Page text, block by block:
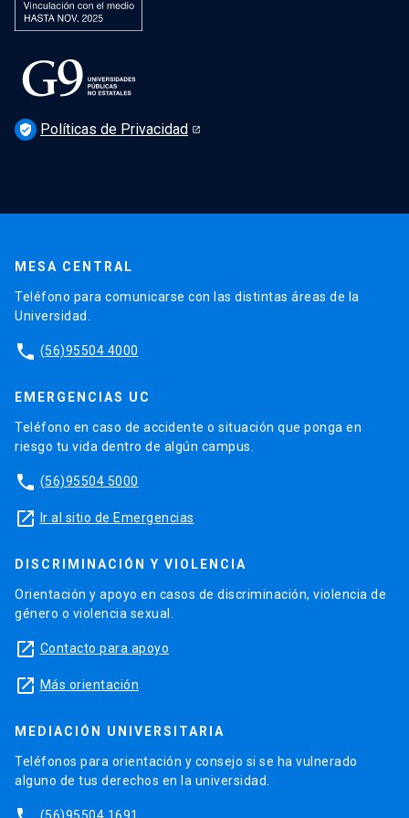
verified_user Políticas de Privacidad
MESA CENTRAL
Teléfono para comunicarse con las distintas áreas de la
Universidad.
phone (56)95504 4000
EMERGENCIAS UC
Teléfono en caso de accidente o situación que ponga en
riesgo tu vida dentro de algún campus.
phone (56)95504 5000
launch Ir al sitio de Emergencias
DISCRIMINACIÓN Y VIOLENCIA
Orientación y apoyo en casos de discriminación, violencia de
género o violencia sexual.
launch Contacto para apoyo
launch Más orientación
MEDIACIÓN UNIVERSITARIA
Teléfonos para orientación y consejo si se ha vulnerado
alguno de tus derechos en la universidad.